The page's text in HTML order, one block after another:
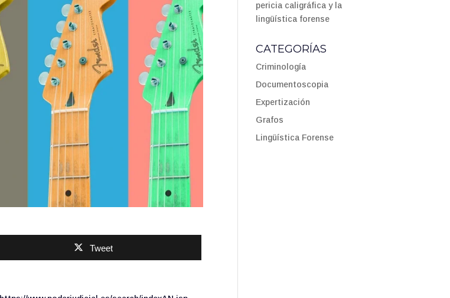
Tweet
pericia caligráfica y la
lingüística forense
CATEGORÍAS
Criminología
Documentoscopia
Expertización
Grafos
Lingüística Forense